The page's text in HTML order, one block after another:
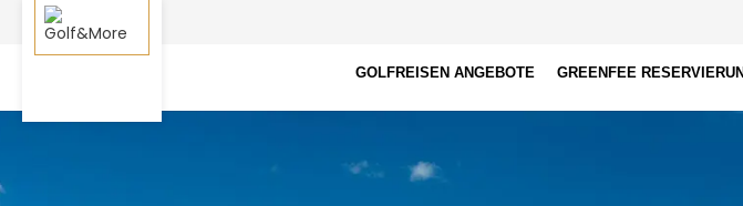
GOLFREISEN ANGEBOTE GREENFEE